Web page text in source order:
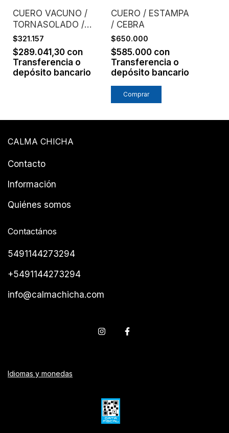
CUERO VACUNO /
TORNASOLADO /
GRIS
$321.157
$289.041,30 con
Transferencia o
depósito bancario
CUERO / ESTAMPA
/ CEBRA
$650.000
$585.000 con
Transferencia o
depósito bancario
CALMA CHICHA
Contacto
Información
Quiénes somos
Contactános
5491144273294
+5491144273294
info@calmachicha.com
Idiomas y monedas